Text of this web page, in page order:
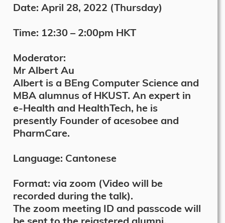
Date: April 28, 2022 (Thursday)
Time: 12:30 – 2:00pm HKT
Moderator:
Mr Albert Au
Albert is a BEng Computer Science and
MBA alumnus of HKUST. An expert in
e-Health and HealthTech, he is
presently Founder of acesobee and
PharmCare.
Language: Cantonese
Format: via zoom (Video will be
recorded during the talk).
The zoom meeting ID and passcode will
be sent to the reigstered alumni,